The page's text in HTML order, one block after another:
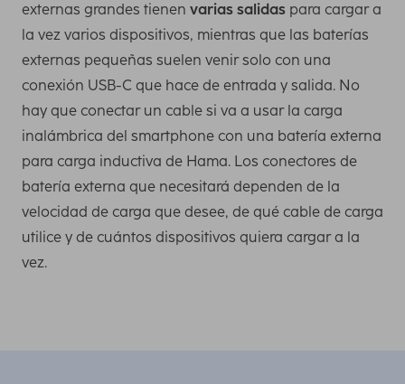
externas grandes tienen varias salidas para cargar a
la vez varios dispositivos, mientras que las baterías
externas pequeñas suelen venir solo con una
conexión USB-C que hace de entrada y salida. No
hay que conectar un cable si va a usar la carga
inalámbrica del smartphone con una batería externa
para carga inductiva de Hama. Los conectores de
batería externa que necesitará dependen de la
velocidad de carga que desee, de qué cable de carga
utilice y de cuántos dispositivos quiera cargar a la
vez.